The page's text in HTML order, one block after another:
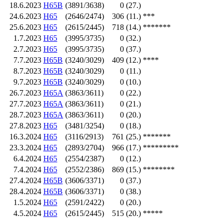
18.6.2023 H65B (3891/3638) 0 (27.)
24.6.2023 H65 (2646/2474) 306 (11.) ***
25.6.2023 H65 (2615/2445) 718 (14.) *******
1.7.2023 H65 (3995/3735) 0 (32.)
2.7.2023 H65 (3995/3735) 0 (37.)
7.7.2023 H65B (3240/3029) 409 (12.) ****
8.7.2023 H65B (3240/3029) 0 (11.)
9.7.2023 H65B (3240/3029) 0 (10.)
26.7.2023 H65A (3863/3611) 0 (22.)
27.7.2023 H65A (3863/3611) 0 (21.)
28.7.2023 H65A (3863/3611) 0 (20.)
27.8.2023 H65 (3481/3254) 0 (18.)
16.3.2024 H65 (3116/2913) 761 (25.) *******
23.3.2024 H65 (2893/2704) 966 (17.) *********
6.4.2024 H65 (2554/2387) 0 (12.)
7.4.2024 H65 (2552/2386) 869 (15.) ********
27.4.2024 H65B (3606/3371) 0 (37.)
28.4.2024 H65B (3606/3371) 0 (38.)
1.5.2024 H65 (2591/2422) 0 (20.)
4.5.2024 H65 (2615/2445) 515 (20.) *****